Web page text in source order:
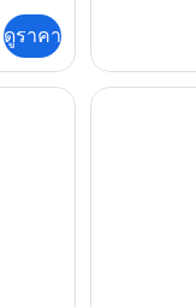
ดูราคา
นอน,
ปลอด
ห้อง
สวี
ท,